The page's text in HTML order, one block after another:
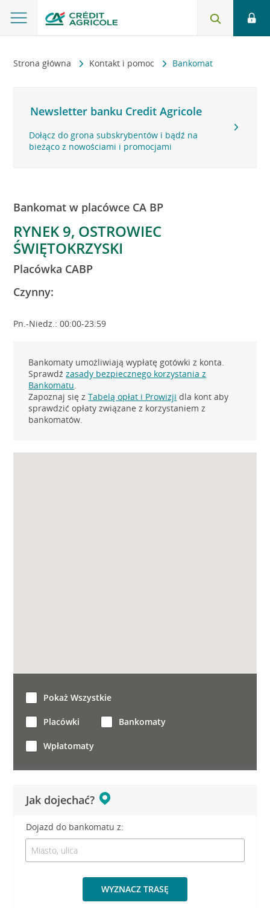
Strona główna Kontakt i pomoc Bankomat
Newsletter banku Credit Agricole
Dołącz do grona subskrybentów i bądź na
bieżąco z nowościami i promocjami
Bankomat w placówce CA BP
RYNEK 9, OSTROWIEC
ŚWIĘTOKRZYSKI
Placówka CABP
Czynny:
Pn.-Niedz.: 00:00-23:59
Bankomaty umożliwiają wypłatę gotówki z konta.
Sprawdźzasady bezpiecznego korzystania z
Bankomatu.
Zapoznaj się zTabelą opłat i Prowizji dla kont aby
sprawdzić opłaty związane z korzystaniem z
bankomatów.
Jak dojechać?
Dojazd do bankomatu z:
WYZNACZ TRASĘ
Pokaż Wszystkie
Placówki Bankomaty
Wpłatomaty